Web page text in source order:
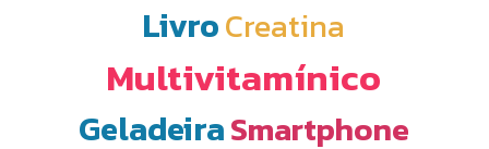
LivroCreatina
Multivitamínico
GeladeiraSmartphone